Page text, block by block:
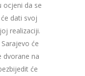
ocjeni da se
dati svoj
realizaciji.
će
dvorane na
će